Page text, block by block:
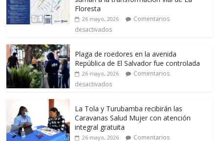
Floresta
26 mayo, 2026
Comentarios
desactivados
Plaga de roedores en la avenida
República de El Salvador fue controlada
26 mayo, 2026
Comentarios
desactivados
La Tola y Turubamba recibirán las
Caravanas Salud Mujer con atención
integral gratuita
26 mayo, 2026
Comentarios